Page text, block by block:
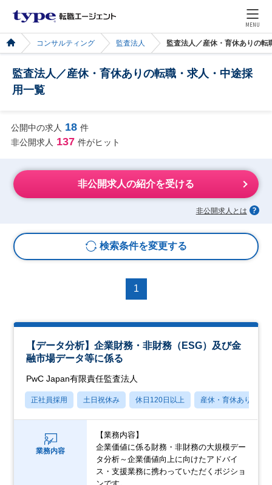
MENU
コンサルティング 監査法人 監査法人／産休・育休ありの転
監査法人／産休・育休ありの転職・求人・中途採
用一覧
公開中の求人 18 件
非公開求人 137 件がヒット
非公開求人の紹介を受ける
非公開求人とは
検索条件を変更する
1
【データ分析】企業財務・非財務（ESG）及び金
融市場データ等に係る
PwC Japan有限責任監査法人
正社員採用 土日祝休み 休日120日以上 産休・育休あり
業務内容
【業務内容】
企業価値に係る財務・非財務の大規模デー
タ分析～企業価値向上に向けたアドバイ
ス・支援業務に携わっていただくポジショ